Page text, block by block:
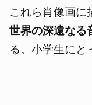
これら肖像画に
世界の深遠なる
る。小学生にと